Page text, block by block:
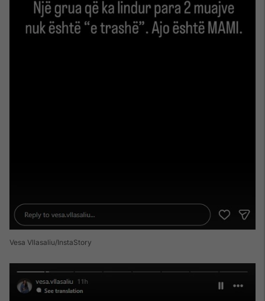
Vesa Vllasaliu/InstaStory